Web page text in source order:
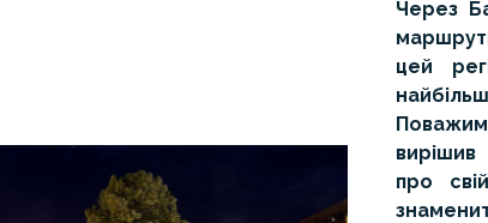
Через
цей
про